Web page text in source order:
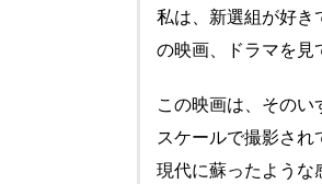
私は、新選組が好き
の映画、ドラマを見
この映画は、そのい
スケールで撮影され
現代に蘇ったような